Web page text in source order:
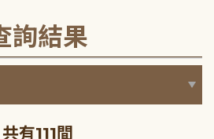
詢結果
共有111間